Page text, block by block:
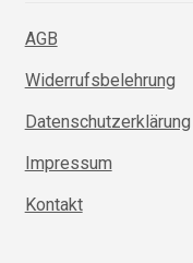
AGB
Widerrufsbelehrung
Datenschutzerklärung
Impressum
Kontakt